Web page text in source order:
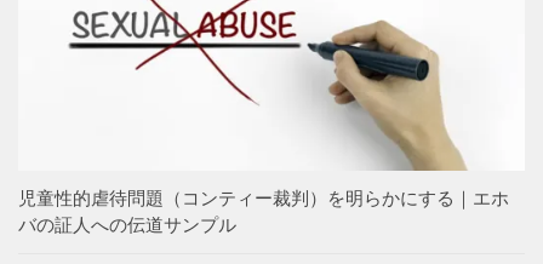
児童性的虐待問題（コンティー裁判）を明らかにする｜エホ
バの証人への伝道サンプル